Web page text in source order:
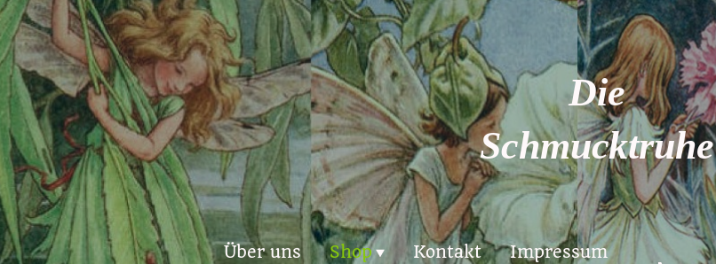
Die
Schmucktruhe
Über uns Shop Kontakt
Impressum